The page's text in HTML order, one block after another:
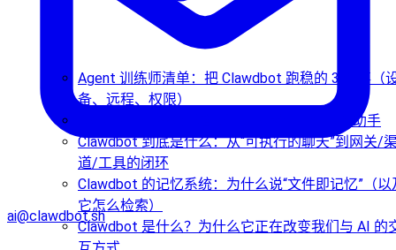
Agent 训练师清单：把 Clawdbot 跑稳的 3 件事（
备、远程、权限）
Clawdbot 保姆级部署教程：从零安装个人AI助手
Clawdbot 到底是什么：从“可执行的聊天”到网关/
道/工具的闭环
Clawdbot 的记忆系统：为什么说“文件即记忆”（以
它怎么检索）
Clawdbot 是什么？为什么它正在改变我们与 AI 的
ai@clawdbot.sh